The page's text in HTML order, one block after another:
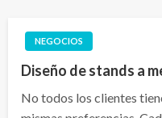
NEGOCIOS
Diseño de stands a
No todos los clientes